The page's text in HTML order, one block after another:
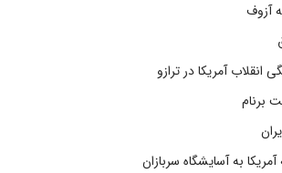
آزوف
آمریکا در ترازو
برنام
به آسایشگاه سربازان